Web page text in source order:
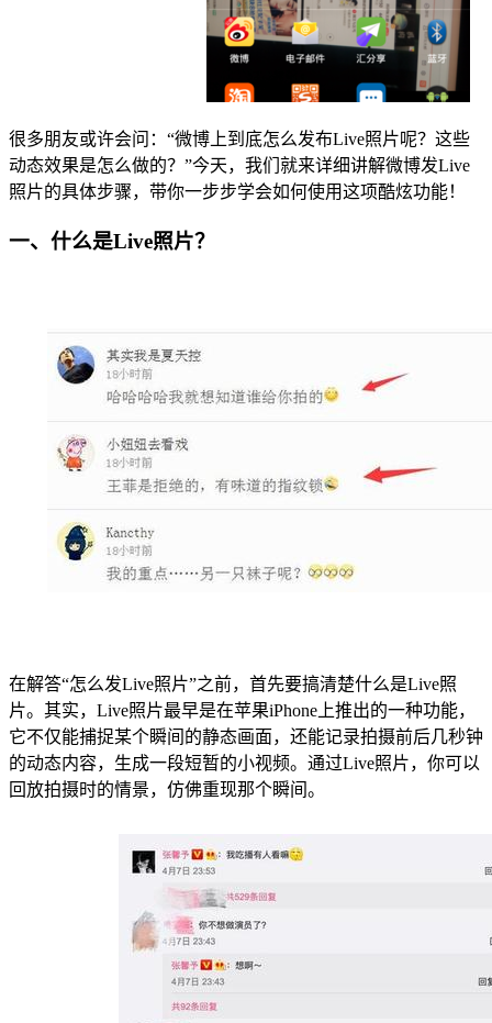
很多朋友或许会问：“微博上到底怎么发布Live照片呢？这些
动态效果是怎么做的？”今天，我们就来详细讲解微博发Live
照片的具体步骤，带你一步步学会如何使用这项酷炫功能！
一、什么是Live照片？
在解答“怎么发Live照片”之前，首先要搞清楚什么是Live照
片。其实，Live照片最早是在苹果iPhone上推出的一种功能，
它不仅能捕捉某个瞬间的静态画面，还能记录拍摄前后几秒钟
的动态内容，生成一段短暂的小视频。通过Live照片，你可以
回放拍摄时的情景，仿佛重现那个瞬间。